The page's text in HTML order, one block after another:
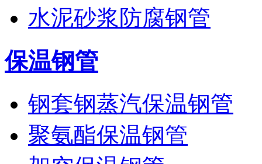
水泥砂浆防腐钢管
保温钢管
钢套钢蒸汽保温钢管
聚氨酯保温钢管